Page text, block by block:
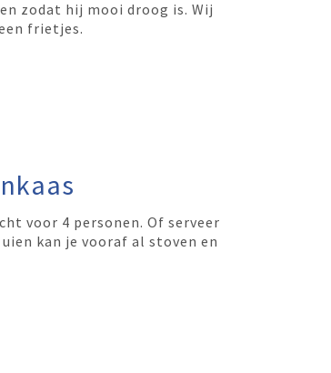
zodat hij mooi droog is. Wij
frietjes.
voor 4 personen. Of serveer
kan je vooraf al stoven en